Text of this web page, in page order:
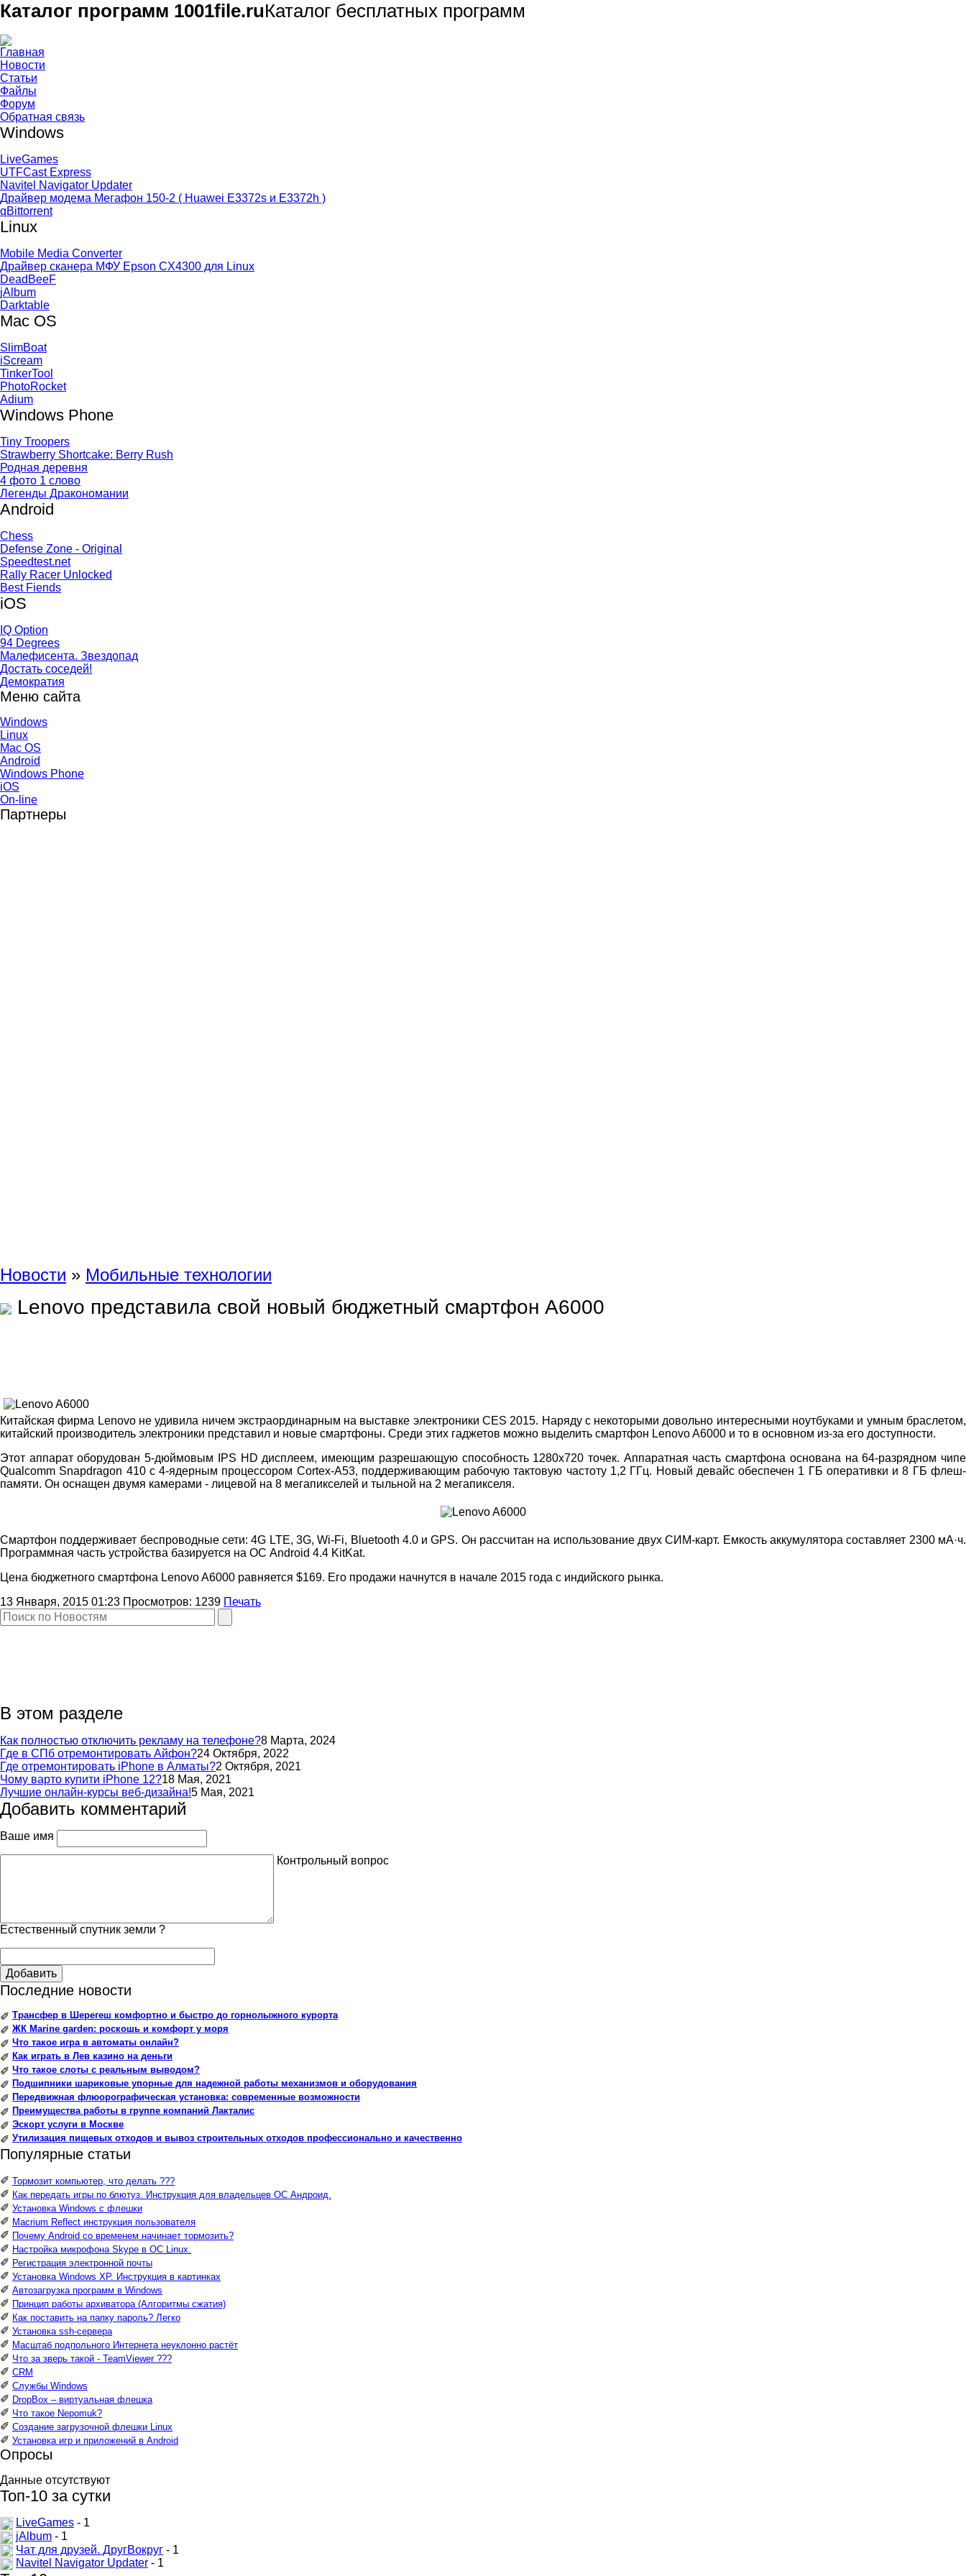
Каталог программ 1001file.ruКаталог бесплатных программ
Главная
Новости
Статьи
Файлы
Форум
Обратная связь
Windows
LiveGames
UTFCast Express
Navitel Navigator Updater
Драйвер модема Мегафон 150-2 ( Huawei E3372s и E3372h )
qBittorrent
Linux
Mobile Media Converter
Драйвер сканера МФУ Epson CX4300 для Linux
DeadBeeF
jAlbum
Darktable
Mac OS
SlimBoat
iScream
TinkerTool
PhotoRocket
Adium
Windows Phone
Tiny Troopers
Strawberry Shortcake: Berry Rush
Родная деревня
4 фото 1 слово
Легенды Дракономании
Android
Chess
Defense Zone - Original
Speedtest.net
Rally Racer Unlocked
Best Fiends
iOS
IQ Option
94 Degrees
Малефисента. Звездопад
Достать соседей!
Демократия
Меню сайта
Windows
Linux
Mac OS
Android
Windows Phone
iOS
On-line
Партнеры
Новости » Мобильные технологии
Lenovo представила свой новый бюджетный смартфон A6000
Китайская фирма Lenovo не удивила ничем экстраординарным на выставке электроники CES 2015. Наряду с некоторыми довольно интересными ноутбуками и умным браслетом,
китайский производитель электроники представил и новые смартфоны. Среди этих гаджетов можно выделить смартфон Lenovo A6000 и то в основном из-за его доступности.
Этот аппарат оборудован 5-дюймовым IPS HD дисплеем, имеющим разрешающую способность 1280х720 точек. Аппаратная часть смартфона основана на 64-разрядном чипе
Qualcomm Snapdragon 410 с 4-ядерным процессором Cortex-A53, поддерживающим рабочую тактовую частоту 1,2 ГГц. Новый девайс обеспечен 1 ГБ оперативки и 8 ГБ флеш-
памяти. Он оснащен двумя камерами - лицевой на 8 мегапикселей и тыльной на 2 мегапикселя.
Смартфон поддерживает беспроводные сети: 4G LTE, 3G, Wi-Fi, Bluetooth 4.0 и GPS. Он рассчитан на использование двух СИМ-карт. Емкость аккумулятора составляет 2300 мА·ч.
Программная часть устройства базируется на ОС Android 4.4 KitKat.
Цена бюджетного смартфона Lenovo A6000 равняется $169. Его продажи начнутся в начале 2015 года с индийского рынка.
13 Января, 2015 01:23 Просмотров: 1239 Печать
В этом разделе
Как полностью отключить рекламу на телефоне?8 Марта, 2024
Где в СПб отремонтировать Айфон?24 Октября, 2022
Где отремонтировать iPhone в Алматы?2 Октября, 2021
Чому варто купити iPhone 12?18 Мая, 2021
Лучшие онлайн-курсы веб-дизайна!5 Мая, 2021
Добавить комментарий
Ваше имя
Контрольный вопрос
Естественный спутник земли ?
Добавить
Последние новости
✐ Трансфер в Шерегеш комфортно и быстро до горнолыжного курорта
✐ ЖК Marine garden: роскошь и комфорт у моря
✐ Что такое игра в автоматы онлайн?
✐ Как играть в Лев казино на деньги
✐ Что такое слоты с реальным выводом?
✐ Подшипники шариковые упорные для надежной работы механизмов и оборудования
✐ Передвижная флюорографическая установка: современные возможности
✐ Преимущества работы в группе компаний Лакталис
✐ Эскорт услуги в Москве
✐ Утилизация пищевых отходов и вывоз строительных отходов профессионально и качественно
Популярные статьи
✐ Тормозит компьютер, что делать ???
✐ Как передать игры по блютуз. Инструкция для владельцев ОС Андроид.
✐ Установка Windows с флешки
✐ Macrium Reflect инструкция пользователя
✐ Почему Android со временем начинает тормозить?
✐ Настройка микрофона Skype в ОС Linux.
✐ Регистрация электронной почты
✐ Установка Windows XP. Инструкция в картинках
✐ Автозагрузка программ в Windows
✐ Принцип работы архиватора (Алгоритмы сжатия)
✐ Как поставить на папку пароль? Легко
✐ Установка ssh-сервера
✐ Масштаб подпольного Интернета неуклонно растёт
✐ Что за зверь такой - TeamViewer ???
✐ CRM
✐ Службы Windows
✐ DropBox – виртуальная флешка
✐ Что такое Nepomuk?
✐ Создание загрузочной флешки Linux
✐ Установка игр и приложений в Android
Опросы
Данные отсутствуют
Топ-10 за сутки
LiveGames - 1
jAlbum - 1
Чат для друзей. ДругВокруг - 1
Navitel Navigator Updater - 1